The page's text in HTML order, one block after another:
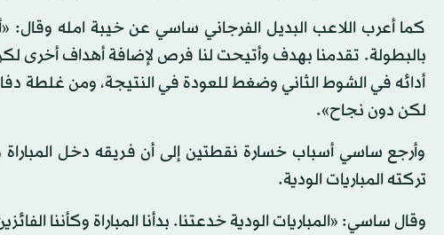
كما أعرب اللاعب البديل الفرجاني ساسي عن خيبة امله وقال:
بالبطولة. تقدمنا بهدف وأتيحت لنا فرص لإضافة أهداف أخرى
أدائه في الشوط الثاني وضغط للعودة في النتيجة، ومن غلطة
لكن دون نجاح».
وأرجع ساسي أسباب خسارة نقطتين إلى أن فريقه دخل
تركته المباريات الودية.
وقال ساسي: «المباريات الودية خدعتنا. بدأنا المباراة وكأننا